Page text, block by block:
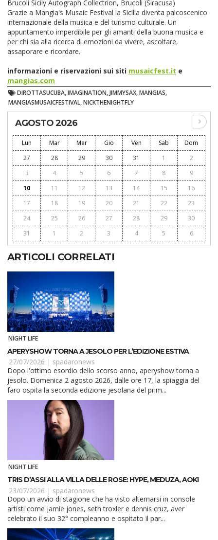
Brucoli Sicily Autograph Collectrion, Brucoli (Siracusa)
Grazie a Mangia's Musaic Festival la Sicilia diventa palcoscenico
internazionale della musica e del turismo culturale. Un
appuntamento imperdibile per gli amanti della buona musica e
per chi sia alla ricerca di emozioni da vivere, ascoltare,
assaporare e ricordare.
informazioni e riservazioni sui siti musaicfest.it e
mangias.com
DIROTTASUCUBA, IMAGINATION, JIMMYSAX, MANGIAS,
MANGIASMUSAICFESTIVAL, NICKTHENIGHTFLY
AGOSTO 2026
Lun Mar Mer Gio Ven Sab
Dom
27
28 29 30 31 1
2
3
4 5 6 7 8
9
10
11 12 13 14 15
16
17
18 19 20 21 22
23
24
25 26 27 28 29
30
31
1 2 3 4 5 6
ARTICOLI CORRELATI
NIGHT LIFE
APERYSHOW TORNA A JESOLO PER L’EDIZIONE ESTIVA
27/07/2026 | spadaronews
Dopo l'ottimo esordio dello scorso anno, aperyshow torna a
jesolo. Domenica 2 agosto 2026, dalle ore 17, la spiaggia del
faro ospita la seconda edizione jesolana del prim...
NIGHT LIFE
TRIS D’ASSI ALLA VILLA DELLE ROSE: HYPE, MEDUZA, AOKI
23/07/2026 | spadaronews
Dopo un avvio di stagione che ha visto alternarsi in console
artisti come jamie jones, seth troxler e dennis cruz, aver
celebrato il suo 32° compleanno e ospitato il par...